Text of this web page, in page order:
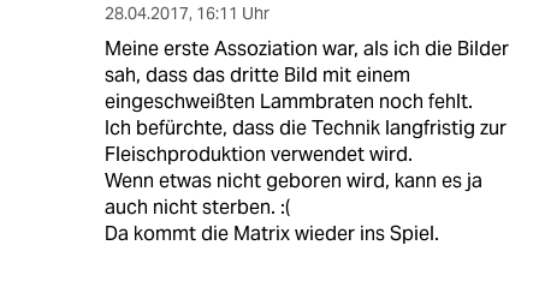
28.04.2017, 16:11 Uhr
Meine erste Assoziation war, als ich die Bilder
sah, dass das dritte Bild mit einem
eingeschweißten Lammbraten noch fehlt.
Ich befürchte, dass die Technik langfristig zur
Fleischproduktion verwendet wird.
Wenn etwas nicht geboren wird, kann es ja
auch nicht sterben. :(
Da kommt die Matrix wieder ins Spiel.